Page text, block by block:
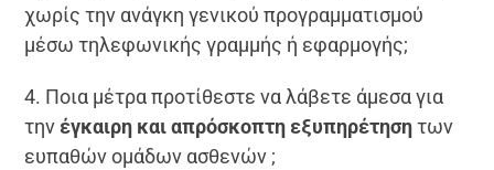
χωρίς την ανάγκη γενικού προγραμματισμού
μέσω τηλεφωνικής γραμμής ή εφαρμογής;
4. Ποια μέτρα προτίθεστε να λάβετε άμεσα για
την έγκαιρη και απρόσκοπτη εξυπηρέτησητων
ευπαθών ομάδων ασθενών ;